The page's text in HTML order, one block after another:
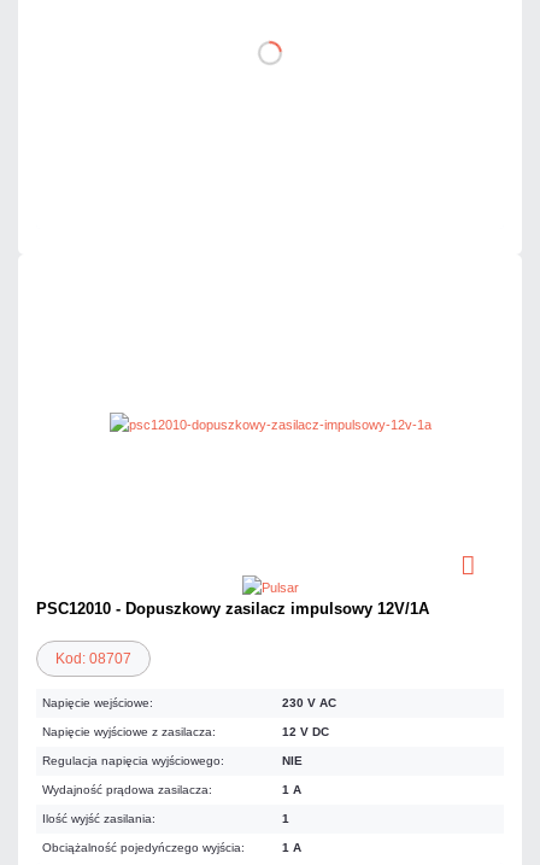
DO KOSZYKA
PSC12010 - Dopuszkowy zasilacz impulsowy 12V/1A
Kod: 08707
Napięcie wejściowe: 230 V AC
Napięcie wyjściowe z zasilacza: 12 V DC
Regulacja napięcia wyjściowego: NIE
Wydajność prądowa zasilacza: 1 A
Ilość wyjść zasilania: 1
Obciążalność pojedyńczego wyjścia: 1 A